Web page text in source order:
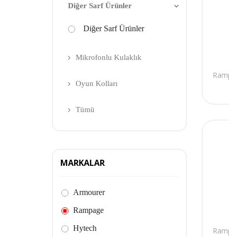
Diğer Sarf Ürünler
Diğer Sarf Ürünler
Mikrofonlu Kulaklık
Oyun Kolları
Tümü
MARKALAR
Armourer
Rampage
Hytech